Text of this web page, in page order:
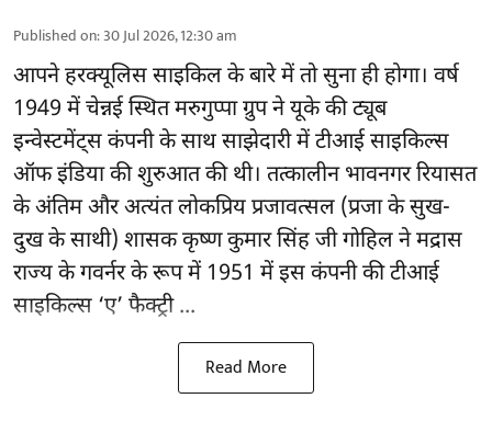
Published on:30 Jul 2026, 12:30 am
आपने हरक्यूलिस साइकिल के बारे में तो सुना ही होगा। वर्ष
1949 में चेन्नई स्थित मरुगुप्पा ग्रुप ने यूके की ट्यूब
इन्वेस्टमेंट्स कंपनी के साथ साझेदारी में टीआई साइकिल्स
ऑफ इंडिया की शुरुआत की थी। तत्कालीन भावनगर रियासत
के अंतिम और अत्यंत लोकप्रिय प्रजावत्सल (प्रजा के सुख-
दुख के साथी) शासक कृष्ण कुमार सिंह जी गोहिल ने मद्रास
राज्य के गवर्नर के रूप में 1951 में इस कंपनी की टीआई
साइकिल्स ‘ए’ फैक्ट्री ...
Read More